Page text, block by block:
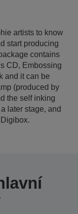
artists to know
start producing
contains
CD, Embossing
and it can be
(produced by
the self inking
later stage, and